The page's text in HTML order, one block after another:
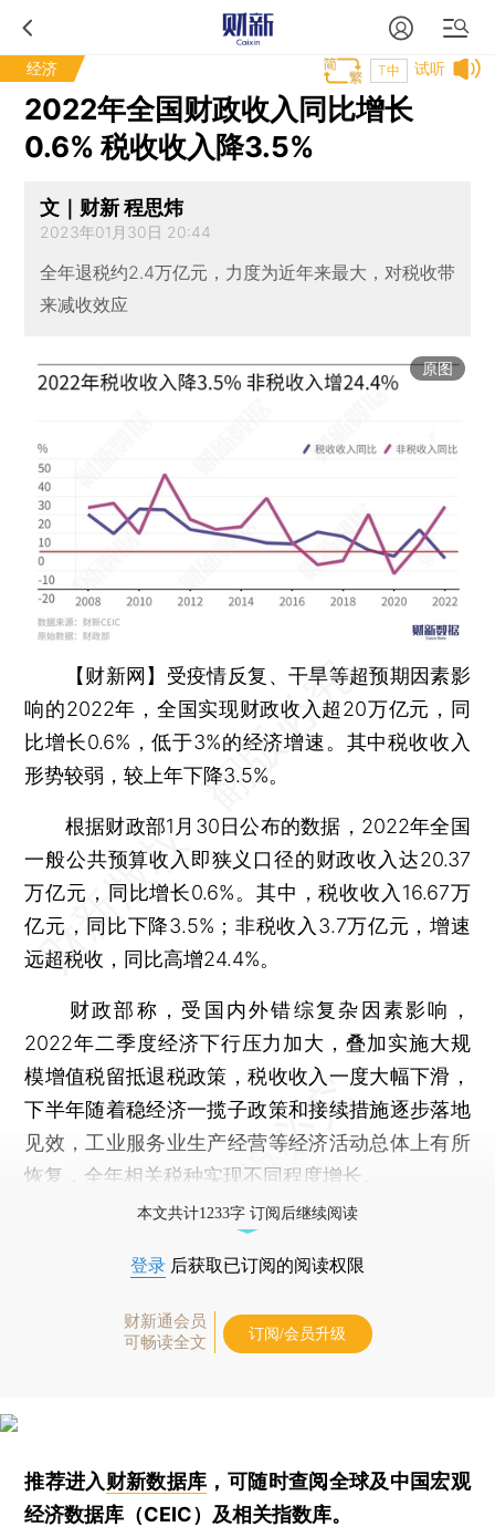
经济 试听
T中
2022年全国财政收入同比增长
0.6% 税收收入降3.5%
文｜财新 程思炜
2023年01月30日 20:44
全年退税约2.4万亿元，力度为近年来最大，对税收带
来减收效应
原图
【财新网】 受疫情反复、干旱等超预期因素影
响的2022年，全国实现财政收入超20万亿元，同
比增长0.6%，低于3%的经济增速。其中税收收入
形势较弱，较上年下降3.5%。
根据财政部1月30日公布的数据，2022年全国
一般公共预算收入即狭义口径的财政收入达20.37
万亿元，同比增长0.6%。其中，税收收入16.67万
亿元，同比下降3.5%；非税收入3.7万亿元，增速
远超税收，同比高增24.4%。
财政部称，受国内外错综复杂因素影响，
2022年二季度经济下行压力加大，叠加实施大规
模增值税留抵退税政策，税收收入一度大幅下滑，
下半年随着稳经济一揽子政策和接续措施逐步落地
见效，工业服务业生产经营等经济活动总体上有所
恢复，全年相关税种实现不同程度增长。
本文共计1233字 订阅后继续阅读
登录 后获取已订阅的阅读权限
财新通会员
可畅读全文
订阅/会员升级
推荐进入财新数据库 ，可随时查阅全球及中国宏观
经济数据库（CEIC）及相关指数库。